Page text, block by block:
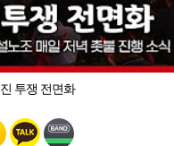
투쟁 전면화